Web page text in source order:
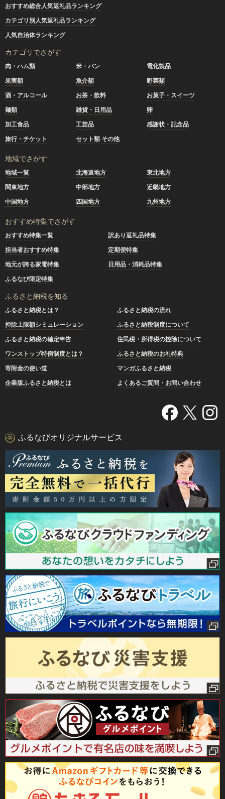
おすすめ総合人気返礼品ランキング
カテゴリ別人気返礼品ランキング
人気自治体ランキング
カテゴリでさがす
肉・ハム類 米・パン
電化製品
果実類
魚介類
野菜類
酒・アルコール
お茶・飲料
お菓子・スイーツ
麺類
雑貨・日用品
卵
加工食品
工芸品
感謝状・記念品
旅行・チケット
セット類 その他
地域でさがす
地域一覧 北海道地方
東北地方
関東地方
中部地方
近畿地方
中国地方
四国地方 九州地方
おすすめ特集でさがす
おすすめ特集一覧
訳あり返礼品特集
担当者おすすめ特集
定期便特集
地元が誇る家電特集
日用品・消耗品特集
ふるなび限定特集
ふるさと納税を知る
ふるさと納税とは？
ふるさと納税の流れ
控除上限額シミュレーション
ふるさと納税制度について
ふるさと納税の確定申告
住民税・所得税の控除について
ワンストップ特例制度とは？
ふるさと納税のお礼特典
寄附金の使い道
マンガふるさと納税
企業版ふるさと納税とは
よくあるご質問・お問い合わせ
ふるなびオリジナルサービス